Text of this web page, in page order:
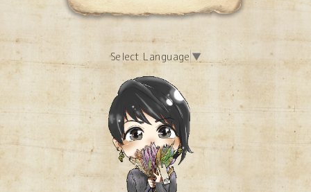
Select Language ▼